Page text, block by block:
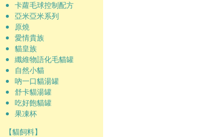
卡蘿毛球控制配方
亞米亞米系列
原燒
愛情貴族
貓皇族
纖維物語化毛貓罐
自然小貓
吶一口貓湯罐
舒卡貓湯罐
吃好飽貓罐
果凍杯
【貓飼料】